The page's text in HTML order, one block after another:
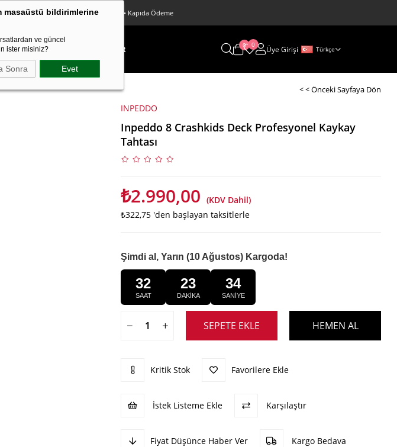
masaüstü bildirimlerine
ve güncel
ister misiniz?
Sonra Evet
Hediyeler • Peşin Fiyatına 3 Taksit • Kapıda Ödeme
TEKSTİL KAMPANYALAR 0 0 Üye Girişi Türkçe
< < Önceki Sayfaya Dön
INPEDDO
Inpeddo 8 Crashkids Deck Profesyonel Kaykay
Tahtası
₺2.990,00 (KDV Dahil)
₺322,75 'den başlayan taksitlerle
Şimdi al, Yarın (10 Ağustos) Kargoda!
32
SAAT
23
DAKİKA
34
SANİYE
Kritik Stok Favorilere Ekle
İstek Listeme Ekle Karşılaştır
Fiyat Düşünce Haber Ver Kargo Bedava